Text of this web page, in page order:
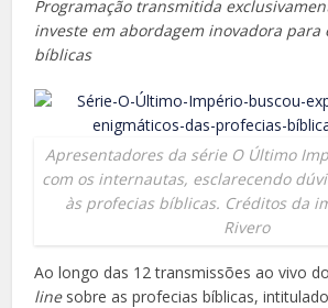
Programação transmitida
investe em abordagem inovadora para
bíblicas
Apresentadores da sérieO Último
com os internautas, esclarecendo
às profecias bíblicas. Créditos da
Rivero
Ao longo das 12 transmissões ao vivo
linesobre as profecias bíblicas,